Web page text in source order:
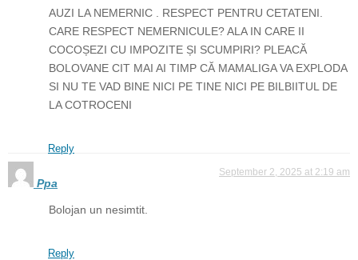
AUZI LA NEMERNIC . RESPECT PENTRU CETATENI.
CARE RESPECT NEMERNICULE? ALA IN CARE II
COCOȘEZI CU IMPOZITE ȘI SCUMPIRI? PLEACĂ
BOLOVANE CIT MAI AI TIMP CĂ MAMALIGA VA EXPLODA
SI NU TE VAD BINE NICI PE TINE NICI PE BILBIITUL DE
LA COTROCENI
Reply
Ppa
September 2, 2025 at 2:19 am
Bolojan un nesimtit.
Reply